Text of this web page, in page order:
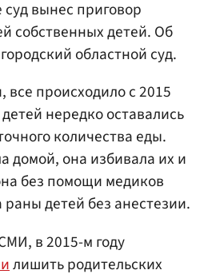
вынес приговор
собственных детей. Об
областной суд.
все происходило с 2015
нередко оставались
количества еды.
домой, она избивала их и
без помощи медиков
детей без анестезии.
в 2015-м году
лишить родительских